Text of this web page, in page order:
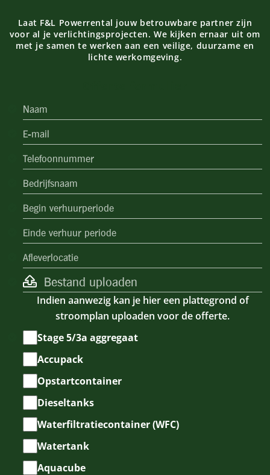
Laat F&L Powerrental jouw betrouwbare partner zijn
voor al je verlichtingsprojecten. We kijken ernaar uit om
met je samen te werken aan een veilige, duurzame en
lichte werkomgeving.
Bestand uploaden
Indien aanwezig kan je hier een plattegrond of
stroomplan uploaden voor de offerte.
Kies
product
(meerdere
opties
mogelijk)
Stage 5/3a aggregaat
Accupack
Opstartcontainer
Dieseltanks
Waterfiltratiecontainer (WFC)
Watertank
Aquacube